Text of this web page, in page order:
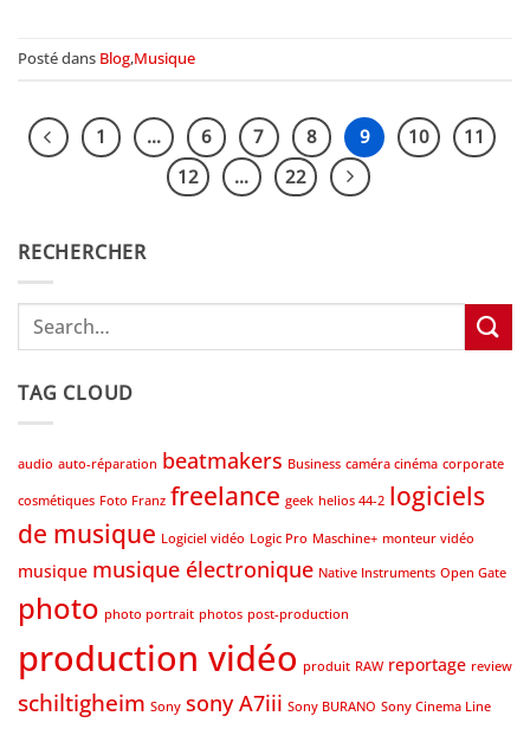
Posté dans Blog,Musique
1 … 6 7 8 9 10
11
12
… 22
RECHERCHER
TAG CLOUD
audio auto-réparation beatmakers Business caméra cinéma corporate
cosmétiques Foto Franz freelance geek helios 44-2 logiciels
de musique Logiciel vidéo Logic Pro Maschine+ monteur vidéo
musique musique électronique Native Instruments Open Gate
photo photo portrait photos post-production
production vidéo produit RAW reportage review
schiltigheim Sony sony A7iii Sony BURANO Sony Cinema Line